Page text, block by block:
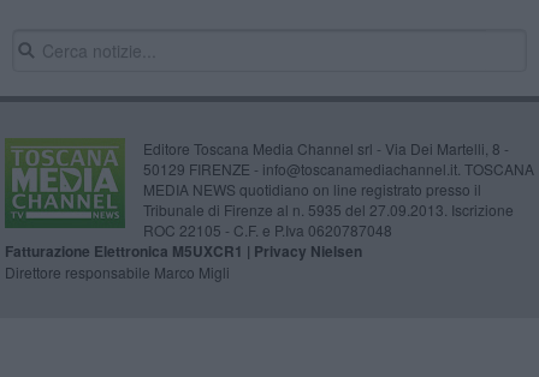
Editore Toscana Media Channel srl - Via Dei Martelli, 8 -
50129 FIRENZE - info@toscanamediachannel.it. TOSCANA
MEDIA NEWS quotidiano on line registrato presso il
Tribunale di Firenze al n. 5935 del 27.09.2013. Iscrizione
ROC 22105 - C.F. e P.Iva 0620787048
Fatturazione Elettronica M5UXCR1 | Privacy Nielsen
Direttore responsabile Marco Migli